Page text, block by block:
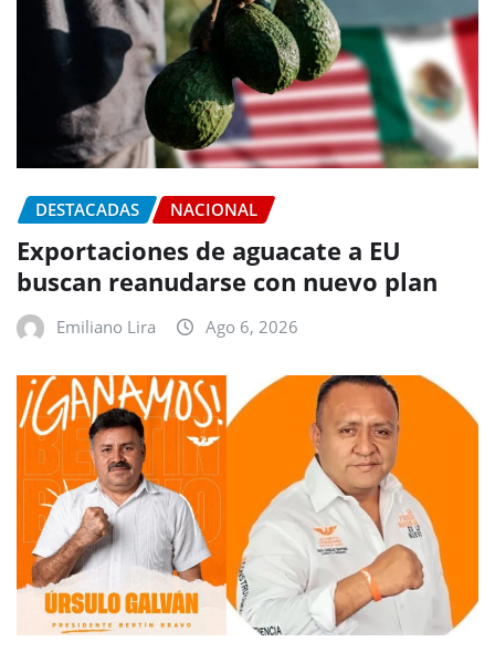
DESTACADAS NACIONAL
Exportaciones de aguacate a EU
buscan reanudarse con nuevo plan
Emiliano Lira Ago 6, 2026